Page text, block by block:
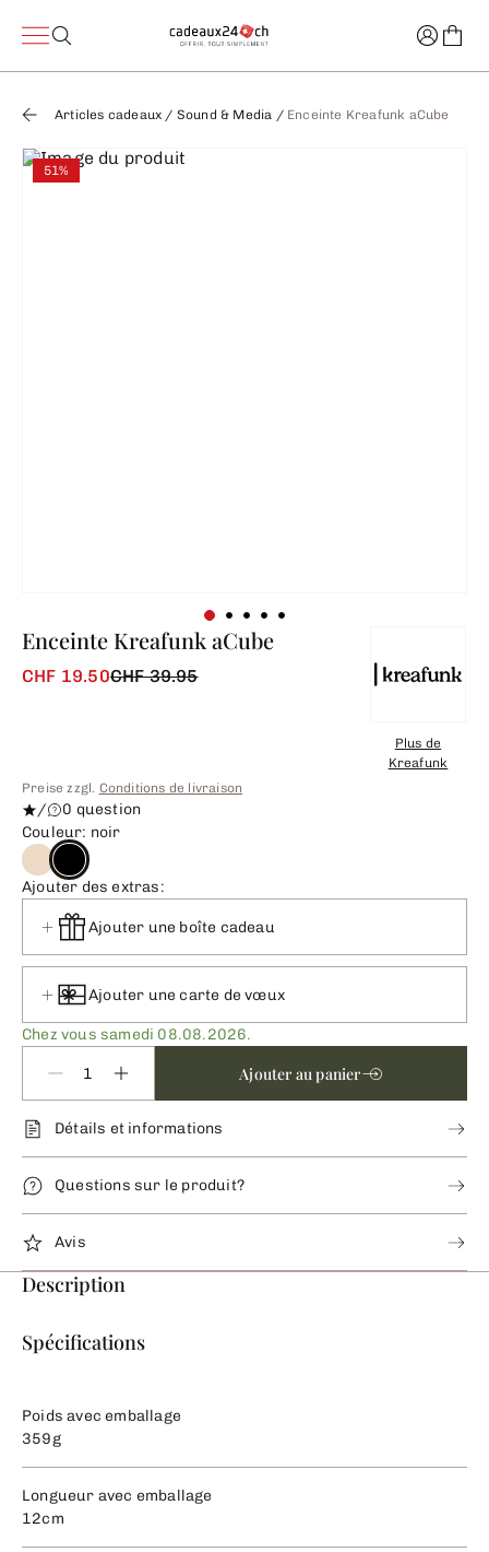
Articles cadeaux / Sound & Media / Enceinte Kreafunk aCube
51%
Enceinte Kreafunk aCube
CHF 19.50CHF 39.95
Plus de
Kreafunk
Preise zzgl. Conditions de livraison
/
0 question
Couleur: noir
Ajouter des extras:
Ajouter une boîte cadeau
Ajouter une carte de vœux
Chez vous samedi 08.08.2026.
Ajouter au panier
Détails et informations
Questions sur le produit?
Avis
Description
Spécifications
Poids avec emballage
359g
Longueur avec emballage
12cm